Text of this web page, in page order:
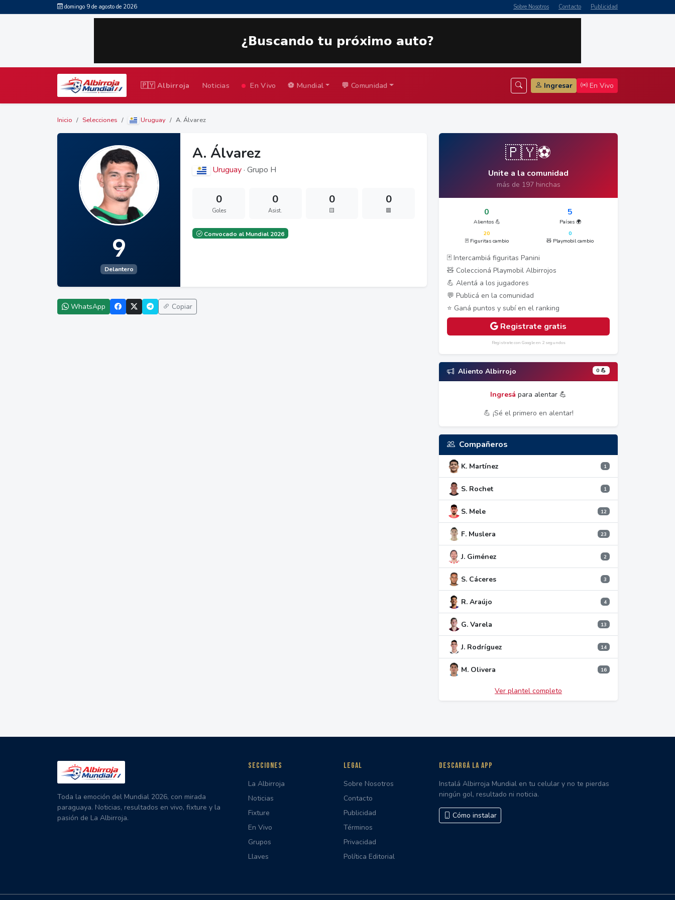
domingo 9 de agosto de 2026 Sobre Nosotros Contacto Publicidad
🇵🇾 Albirroja Noticias En Vivo ⚽ Mundial 💬 Comunidad Ingresar En Vivo
Inicio Selecciones Uruguay A. Álvarez
9
Delantero
A. Álvarez
Uruguay· Grupo H
0
Goles
0
Asist.
0
🟨
0
🟥
Convocado al Mundial 2026
WhatsApp Copiar
🇵🇾⚽
Unite a la comunidad
más de 197 hinchas
0
Alientos 💪
5
Países 🌍
20
🃏 Figuritas cambio
0
🧸 Playmobil cambio
🃏 Intercambiá figuritas Panini
🧸 Coleccioná Playmobil Albirrojos
💪 Alentá a los jugadores
💬 Publicá en la comunidad
⭐ Ganá puntos y subí en el ranking
Registrate gratis
Registrate con Google en 2 segundos
Aliento Albirrojo 0 💪
Ingresá para alentar 💪
💪 ¡Sé el primero en alentar!
Compañeros
K. Martínez 1
S. Rochet 1
S. Mele 12
F. Muslera 23
J. Giménez 2
S. Cáceres 3
R. Araújo 4
G. Varela 13
J. Rodríguez 14
M. Olivera 16
Ver plantel completo
Toda la emoción del Mundial 2026, con mirada
paraguaya. Noticias, resultados en vivo, fixture y la
pasión de La Albirroja.
SECCIONES
La Albirroja
Noticias
Fixture
En Vivo
Grupos
Llaves
LEGAL
Sobre Nosotros
Contacto
Publicidad
Términos
Privacidad
Política Editorial
DESCARGÁ LA APP
Instalá Albirroja Mundial en tu celular y no te pierdas
ningún gol, resultado ni noticia.
Cómo instalar